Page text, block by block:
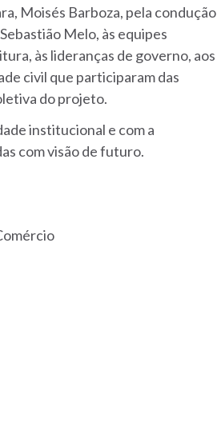
Moisés Barboza, pela condução
Melo, às equipes
às lideranças de governo, aos
civil que participaram das
do projeto.
institucional e com a
com visão de futuro.